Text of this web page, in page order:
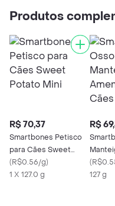
Produtos
R$ 70,37
Smartbones Petisco
para Cães Sweet
Potato Mini
(R$0.56/g)
1 X 127.0 g
R$
(
127 g